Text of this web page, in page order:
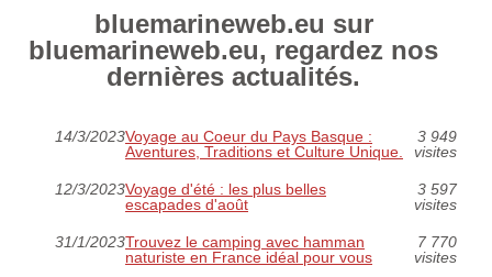
bluemarineweb.eu sur
bluemarineweb.eu, regardez nos
dernières actualités.
14/3/2023Voyage au Coeur du Pays Basque :
Aventures, Traditions et Culture Unique.
3 949
visites
12/3/2023Voyage d'été : les plus belles
escapades d'août
3 597
visites
31/1/2023Trouvez le camping avec hamman
naturiste en France idéal pour vous
7 770
visites